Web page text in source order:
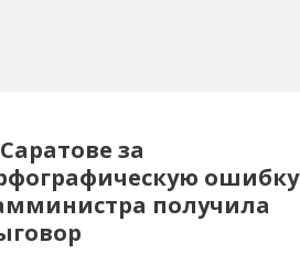
за
ошибку
получила